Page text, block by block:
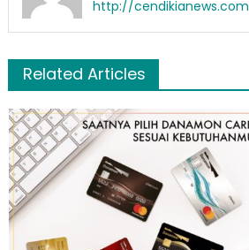
http://cendikianews.com
Related Articles